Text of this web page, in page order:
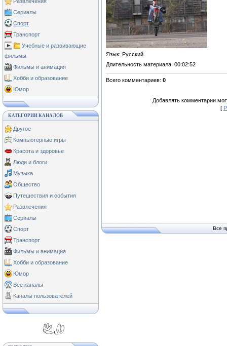
Сериалы
Спорт
Транспорт
Учебные и развивающие
фильмы
Фильмы и анимация
Хобби и образование
Юмор
КАТЕГОРИИ КАНАЛОВ
Другое
Компьютерные игры
Красота и здоровье
Люди и блоги
Музыка
Общество
Путешествия и события
Развлечения
Сериалы
Спорт
Транспорт
Фильмы и анимация
Хобби и образование
Юмор
Все каналы
Каналы пользователей
Язык: Русский
Длительность материала: 00:02:52
Всего комментариев: 0
Добавлять комментарии
[
Все